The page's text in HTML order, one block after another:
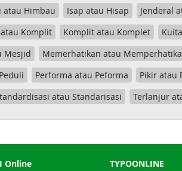
atau Himbau Isap atau Hisap Jenderal
Komplit Komplit atau Komplet
Mesjid Memerhatikan atau
Performa atau Peforma Pikir atau
atau Standarisasi Terlanjur
Online TYPOONLINE